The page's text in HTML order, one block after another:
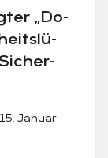
„Do­
Januar